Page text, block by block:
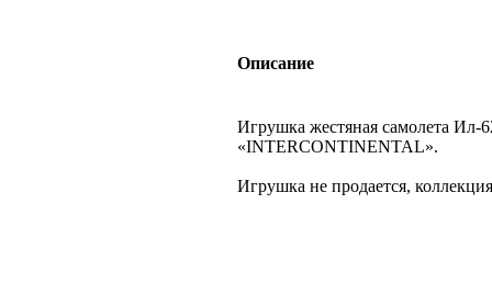
Описание
Игрушка жестяная самолета
«INTERCONTINENTAL».
Игрушка не продается,